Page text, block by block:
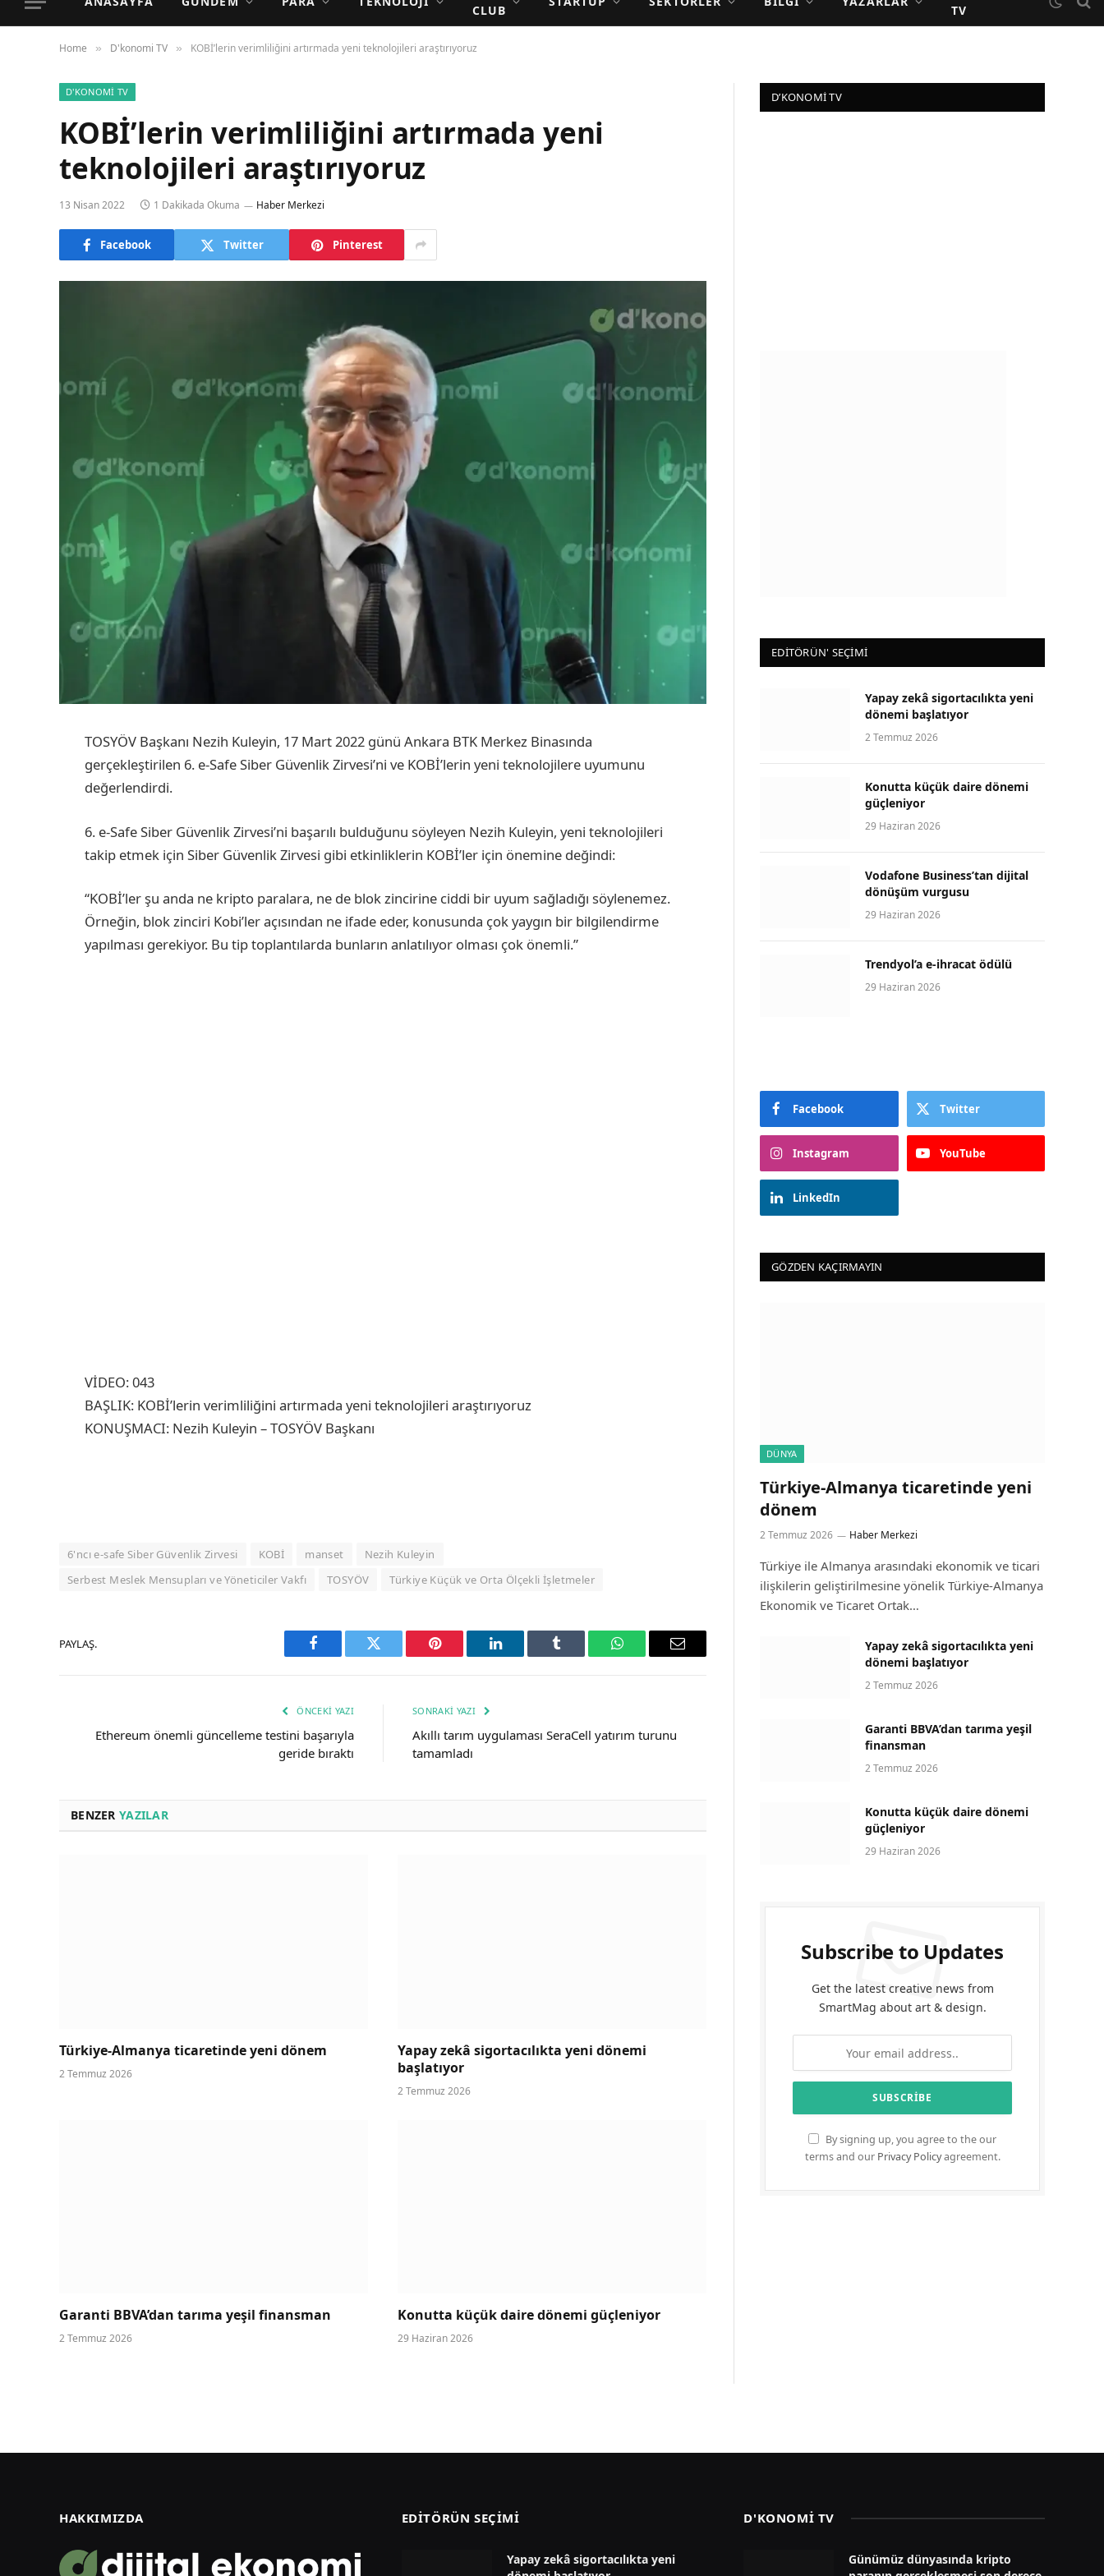
CLUB TV
Home » D'konomi TV » KOBİ’lerin verimliliğini artırmada yeni teknolojileri araştırıyoruz
D'KONOMI TV
KOBİ’lerin verimliliğini artırmada yeni
teknolojileri araştırıyoruz
13 Nisan 2022 1 Dakikada Okuma Haber Merkezi
Facebook Twitter Pinterest
TOSYÖV Başkanı Nezih Kuleyin, 17 Mart 2022 günü Ankara BTK Merkez Binasında
gerçekleştirilen 6. e-Safe Siber Güvenlik Zirvesi’ni ve KOBİ’lerin yeni teknolojilere uyumunu
değerlendirdi.
6. e-Safe Siber Güvenlik Zirvesi’ni başarılı bulduğunu söyleyen Nezih Kuleyin, yeni teknolojileri
takip etmek için Siber Güvenlik Zirvesi gibi etkinliklerin KOBİ’ler için önemine değindi:
“KOBİ’ler şu anda ne kripto paralara, ne de blok zincirine ciddi bir uyum sağladığı söylenemez.
Örneğin, blok zinciri Kobi’ler açısından ne ifade eder, konusunda çok yaygın bir bilgilendirme
yapılması gerekiyor. Bu tip toplantılarda bunların anlatılıyor olması çok önemli.”
VİDEO: 043
BAŞLIK: KOBİ’lerin verimliliğini artırmada yeni teknolojileri araştırıyoruz
KONUŞMACI: Nezih Kuleyin – TOSYÖV Başkanı
6'ncı e-safe Siber Güvenlik Zirvesi KOBİ manset
Nezih Kuleyin
Serbest Meslek Mensupları ve Yöneticiler Vakfı
TOSYÖV Türkiye Küçük ve Orta Ölçekli İşletmeler
PAYLAŞ.
Facebook Twitter Pinterest LinkedIn Tumblr WhatsAppEmail
ÖNCEKI YAZI
Ethereum önemli güncelleme testini başarıyla
geride bıraktı
SONRAKI YAZI
Akıllı tarım uygulaması SeraCell yatırım turunu
tamamladı
BENZER YAZILAR
Türkiye-Almanya ticaretinde yeni dönem
2 Temmuz 2026
Yapay zekâ sigortacılıkta yeni dönemi
başlatıyor
2 Temmuz 2026
Garanti BBVA’dan tarıma yeşil finansman
2 Temmuz 2026
Konutta küçük daire dönemi güçleniyor
29 Haziran 2026
D’KONOMI TV
EDİTÖRÜN' SEÇİMİ
Yapay zekâ sigortacılıkta yeni
dönemi başlatıyor
2 Temmuz 2026
Konutta küçük daire dönemi
güçleniyor
29 Haziran 2026
Vodafone Business’tan dijital
dönüşüm vurgusu
29 Haziran 2026
Trendyol’a e-ihracat ödülü
29 Haziran 2026
Facebook Twitter
Instagram YouTube
LinkedIn
GÖZDEN KAÇIRMAYIN
DÜNYA
Türkiye-Almanya ticaretinde yeni
dönem
2 Temmuz 2026 Haber Merkezi
Türkiye ile Almanya arasındaki ekonomik ve ticari
ilişkilerin geliştirilmesine yönelik Türkiye-Almanya
Ekonomik ve Ticaret Ortak…
Yapay zekâ sigortacılıkta yeni
dönemi başlatıyor
2 Temmuz 2026
Garanti BBVA’dan tarıma yeşil
finansman
2 Temmuz 2026
Konutta küçük daire dönemi
güçleniyor
29 Haziran 2026
Subscribe to Updates
Get the latest creative news from
SmartMag about art & design.
By signing up, you agree to the our
terms and our Privacy Policyagreement.
HAKKIMIZDA EDİTÖRÜN SEÇİMİ
Yapay zekâ sigortacılıkta yeni
D'KONOMİ TV
Günümüz dünyasında kripto